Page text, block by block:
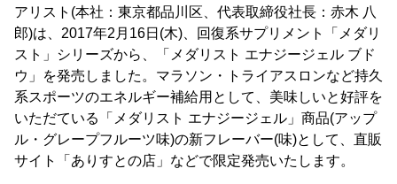
アリスト(本社：東京都品川区、代表取締役社長：赤木 八
郎)は、2017年2月16日(木)、回復系サプリメント「メダリ
スト」シリーズから、「メダリスト エナジージェル ブド
ウ」を発売しました。マラソン・トライアスロンなど持久
系スポーツのエネルギー補給用として、美味しいと好評を
いただている「メダリスト エナジージェル」商品(アップ
ル・グレープフルーツ味)の新フレーバー(味)として、直販
サイト「ありすとの店」などで限定発売いたします。